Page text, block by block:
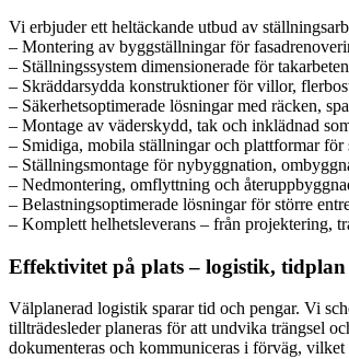
Vi erbjuder ett heltäckande utbud av
– Montering av byggställningar för
– Ställningssystem dimensionerade för
– Skräddarsydda konstruktioner för villor,
– Säkerhetsoptimerade lösningar med räcken,
– Montage av väderskydd, tak och inklädnad
– Smidiga, mobila ställningar och plattformar för
– Ställningsmontage för nybyggnation,
– Nedmontering, omflyttning och
– Belastningsoptimerade lösningar för större
– Komplett helhetsleverans – från projektering,
Effektivitet på plats – logistik, tidplan
Välplanerad logistik sparar tid och pengar. Vi
tillträdesleder planeras för att undvika trängsel
dokumenteras och kommuniceras i förväg,